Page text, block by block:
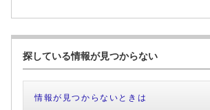
探している情報が見つからない
情報が見つからないときは